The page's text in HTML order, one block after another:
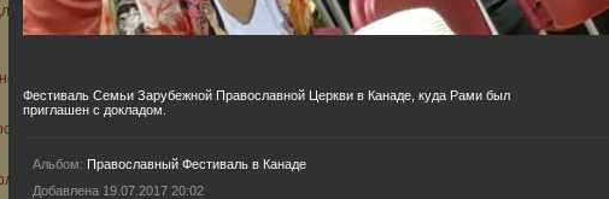
детей и подростков
Как построить счастливую личную жизнь
Как стать реальным мужиком
Консультации
Международная Академия Рами. Восточная Психология
Фестиваль Семьи Зарубежной Православной Церкви в Канаде, куда Рами был
приглашен с докладом.
Альбом: Православный Фестиваль в Канаде
Добавлена 19.07.2017 20:02